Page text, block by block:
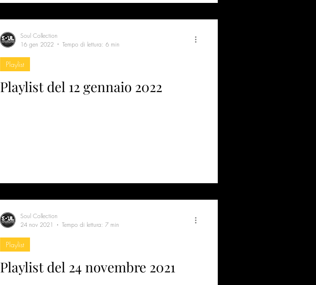
Playlist del 12 gennaio 2022
Playlist
Soul Collection
16 gen 2022
Tempo di lettura: 6 min
Playlist del 24 novembre 2021
Playlist
Soul Collection
24 nov 2021
Tempo di lettura: 7 min